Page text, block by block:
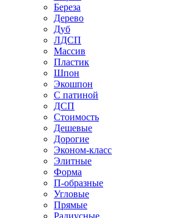
Береза
Дерево
Дуб
ЛДСП
Массив
Пластик
Шпон
Экошпон
С патиной
ДСП
Стоимость
Дешевые
Дорогие
Эконом-класс
Элитные
Форма
П-образные
Угловые
Прямые
Радиусные